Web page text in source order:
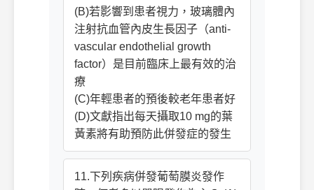
(B)若影響到患者視力，玻璃體內
注射抗血管內皮生長因子（anti-
vascular endothelial growth
factor）是目前臨床上最有效的治
療
(C)年輕患者的預後較老年患者好
(D)文獻指出每天攝取10 mg的葉
黃素將有助預防此併發症的發生
11.下列疾病併發葡萄膜炎發作